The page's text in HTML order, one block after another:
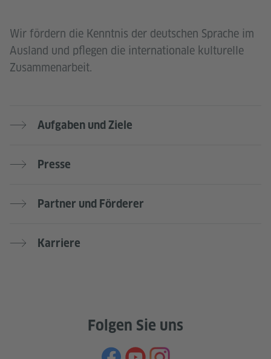
Wir fördern die Kenntnis der deutschen Sprache im
Ausland und pflegen die internationale kulturelle
Zusammenarbeit.
Aufgaben und Ziele
Presse
Partner und Förderer
Karriere
Folgen Sie uns